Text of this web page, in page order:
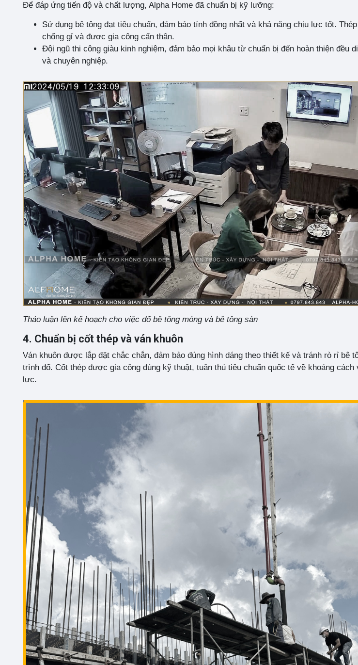
Để đáp ứng tiến độ và chất lượng, Alpha Home đã chuẩn bị kỹ lưỡng:
Sử dụng bê tông đạt tiêu chuẩn, đảm bảo tính đồng nhất và khả năng chịu lực tốt.
chống gỉ và được gia công cẩn thận.
Đội ngũ thi công giàu kinh nghiệm, đảm bảo mọi khâu từ chuẩn bị đến hoàn thiện đều
và chuyên nghiệp.
Thảo luận lên kế hoạch cho việc đổ bê tông móng và bê tông sàn
4. Chuẩn bị cốt thép và ván khuôn
Ván khuôn được lắp đặt chắc chắn, đảm bảo đúng hình dáng theo thiết kế và tránh rò rỉ bê
trình đổ. Cốt thép được gia công đúng kỹ thuật, tuân thủ tiêu chuẩn quốc tế về khoảng cách
lực.